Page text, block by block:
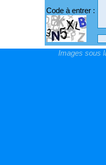
Code à entrer :
Images sous